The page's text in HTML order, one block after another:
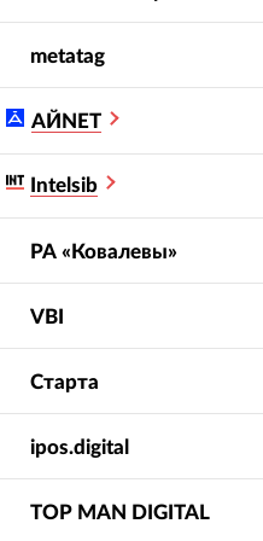
5.0
реализация
metatag
АЙNET
Intelsib
РА «Ковалевы»
VBI
Старта
ipos.digital
TOP MAN DIGITAL